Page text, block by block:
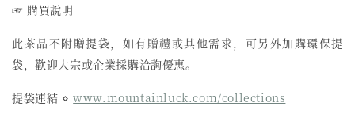
☞ 購買說明
此茶品不附贈提袋，如有贈禮或其他需求，可另外加購環保提
袋，歡迎大宗或企業採購洽詢優惠。
提袋連結 ⋄www.mountainluck.com/collections